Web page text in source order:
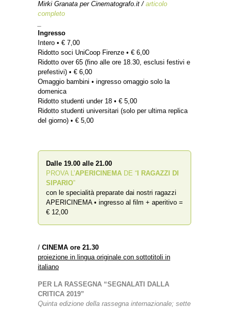
Mirki Granata per Cinematografo.it / articolo
completo
Ingresso
Intero • € 7,00
Ridotto soci UniCoop Firenze • € 6,00
Ridotto over 65 (fino alle ore 18.30, esclusi festivi e
prefestivi) • € 6,00
Omaggio bambini • ingresso omaggio solo la
domenica
Ridotto studenti under 18 • € 5,00
Ridotto studenti universitari (solo per ultima replica
del giorno) • € 5,00
Dalle 19.00 alle 21.00
PROVA L’APERICINEMA DE “ I RAGAZZI DI
SIPARIO”
con le specialità preparate dai nostri ragazzi
APERICINEMA • ingresso al film + aperitivo =
€ 12,00
/ CINEMA ore 21.30
proiezione in lingua originale con sottotitoli in
italiano
PER LA RASSEGNA “SEGNALATI DALLA
CRITICA 2019”
Quinta edizione della rassegna internazionale; sette